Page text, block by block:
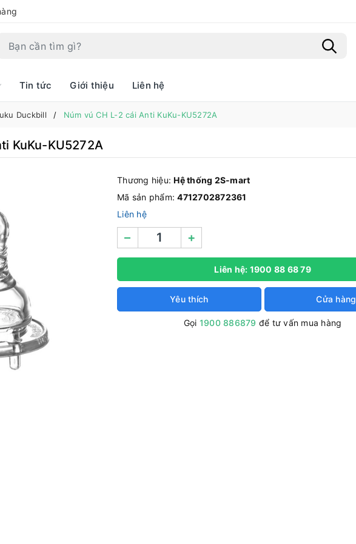
Bạn chưa xem sản phẩm nào
Tin tức Giới thiệu Liên hệ
Duckbill Núm vú CH L-2 cái Anti KuKu-KU5272A
KuKu-KU5272A
Thương hiệu:Hệ thống 2S-mart
Mã sản phẩm:4712702872361
Liên hệ
– +
Liên hệ: 1900 88 68 79
Yêu thích Cửa hàng
Gọi 1900 886879 để tư vấn mua hàng